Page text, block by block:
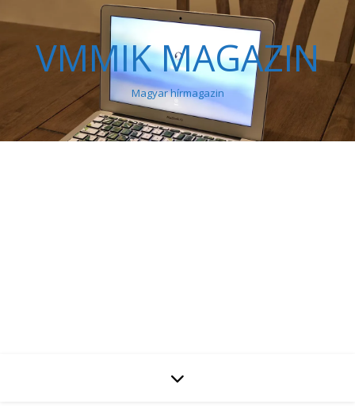
VMMIK MAGAZIN
Magyar hírmagazin